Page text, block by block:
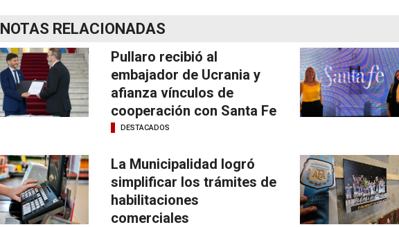
NOTAS RELACIONADAS
Pullaro recibió al
embajador de Ucrania y
afianza vínculos de
cooperación con Santa Fe
DESTACADOS
La Municipalidad logró
simplificar los trámites de
habilitaciones
comerciales